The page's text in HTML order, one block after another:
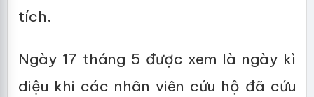
tích.
Ngày 17 tháng 5 được xem là ngày kì
diệu khi các nhân viên cứu hộ đã cứu